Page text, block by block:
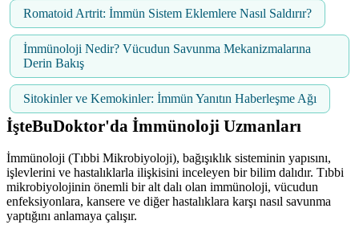
Romatoid Artrit: İmmün Sistem Eklemlere Nasıl Saldırır?
İmmünoloji Nedir? Vücudun Savunma Mekanizmalarına
Derin Bakış
Sitokinler ve Kemokinler: İmmün Yanıtın Haberleşme Ağı
İşteBuDoktor'da İmmünoloji Uzmanları
İmmünoloji (Tıbbi Mikrobiyoloji), bağışıklık sisteminin yapısını,
işlevlerini ve hastalıklarla ilişkisini inceleyen bir bilim dalıdır. Tıbbi
mikrobiyolojinin önemli bir alt dalı olan immünoloji, vücudun
enfeksiyonlara, kansere ve diğer hastalıklara karşı nasıl savunma
yaptığını anlamaya çalışır.